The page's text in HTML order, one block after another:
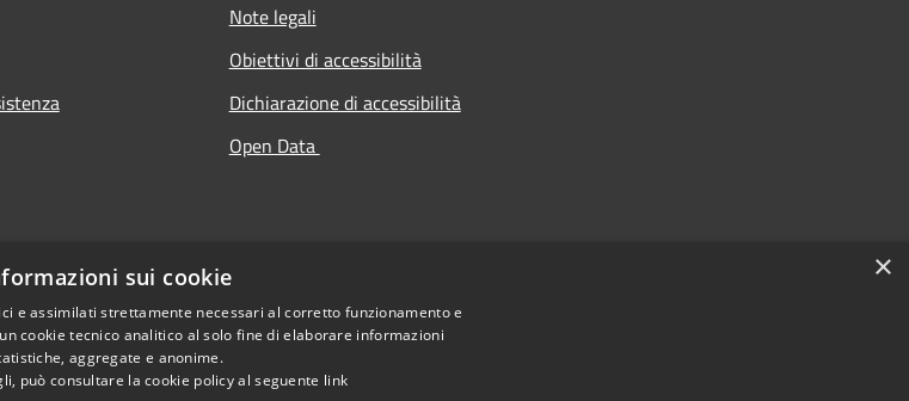
Note legali
Obiettivi di accessibilità
Dichiarazione di accessibilità
Open Data
×
sui cookie
e assimilati strettamente necessari al corretto funzionamento e
cookie tecnico analitico al solo fine di elaborare informazioni
aggregate e anonime.
può consultare la cookie policy al seguente link